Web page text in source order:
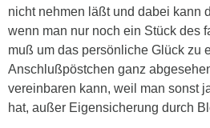
nicht nehmen läßt und dabei kann
wenn man nur noch ein Stück des
muß um das persönliche Glück zu
Anschlußpöstchen ganz
vereinbaren kann, weil man sonst
hat, außer Eigensicherung durch